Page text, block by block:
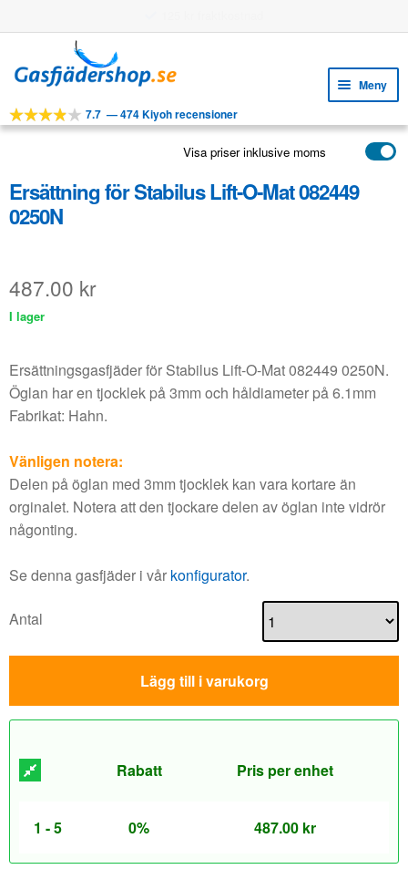
till
navigering
till
innehåll
Meny
VERKTYG
APPLIKATIONER
KUNDSERVICE
7.7 —474 Kiyoh recensioner
Visa priser inklusive moms
Ersättning för Stabilus Lift-O-Mat 082449
0250N
487.00 kr
I lager
Ersättningsgasfjäder för Stabilus Lift-O-Mat 082449 0250N.
Öglan har en tjocklek på 3mm och håldiameter på 6.1mm
Fabrikat: Hahn.
Vänligen notera:
Delen på öglan med 3mm tjocklek kan vara kortare än
orginalet. Notera att den tjockare delen av öglan inte vidrör
någonting.
Se denna gasfjäder i vår konfigurator.
Antal
Lägg till i varukorg
Rabatt Pris per enhet
1 - 5 0% 487.00 kr